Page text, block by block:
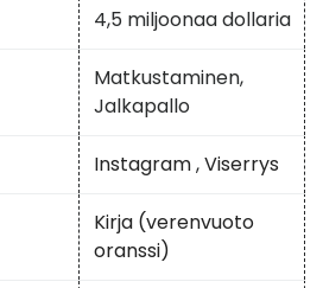
4,5 miljoonaa dollaria
Matkustaminen,
Jalkapallo
Instagram,Viserrys
Kirja (verenvuoto
oranssi)